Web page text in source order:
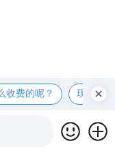
收费的呢？ 现在有